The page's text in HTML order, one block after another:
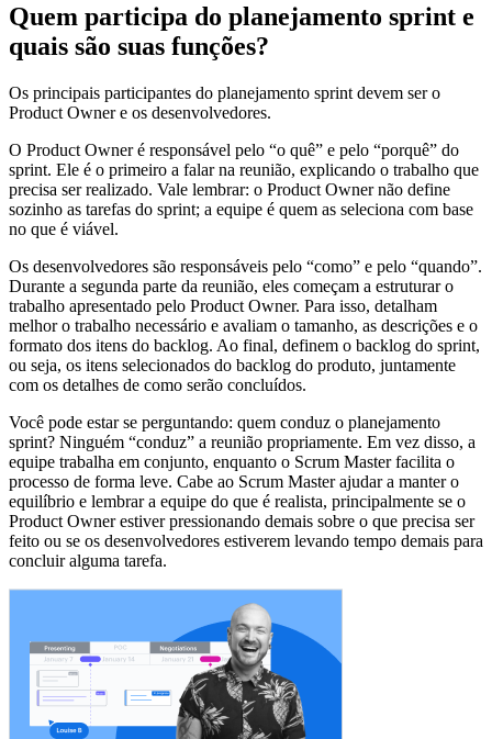
Quem participa do planejamento sprint e
quais são suas funções?
Os principais participantes do planejamento sprint devem ser o
Product Owner e os desenvolvedores.
O Product Owner é responsável pelo “o quê” e pelo “porquê” do
sprint. Ele é o primeiro a falar na reunião, explicando o trabalho que
precisa ser realizado. Vale lembrar: o Product Owner não define
sozinho as tarefas do sprint; a equipe é quem as seleciona com base
no que é viável.
Os desenvolvedores são responsáveis pelo “como” e pelo “quando”.
Durante a segunda parte da reunião, eles começam a estruturar o
trabalho apresentado pelo Product Owner. Para isso, detalham
melhor o trabalho necessário e avaliam o tamanho, as descrições e o
formato dos itens do backlog. Ao final, definem o backlog do sprint,
ou seja, os itens selecionados do backlog do produto, juntamente
com os detalhes de como serão concluídos.
Você pode estar se perguntando: quem conduz o planejamento
sprint? Ninguém “conduz” a reunião propriamente. Em vez disso, a
equipe trabalha em conjunto, enquanto o Scrum Master facilita o
processo de forma leve. Cabe ao Scrum Master ajudar a manter o
equilíbrio e lembrar a equipe do que é realista, principalmente se o
Product Owner estiver pressionando demais sobre o que precisa ser
feito ou se os desenvolvedores estiverem levando tempo demais para
concluir alguma tarefa.